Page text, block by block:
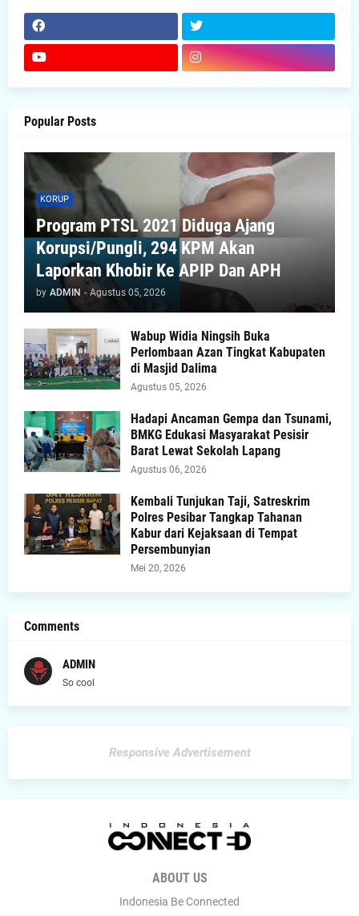
Popular Posts
KORUP
Program PTSL 2021 Diduga Ajang
Korupsi/Pungli, 294 KPM Akan
Laporkan Khobir Ke APIP Dan APH
by ADMIN - Agustus 05, 2026
Wabup Widia Ningsih Buka
Perlombaan Azan Tingkat Kabupaten
di Masjid Dalima
Agustus 05, 2026
Hadapi Ancaman Gempa dan Tsunami,
BMKG Edukasi Masyarakat Pesisir
Barat Lewat Sekolah Lapang
Agustus 06, 2026
Kembali Tunjukan Taji, Satreskrim
Polres Pesibar Tangkap Tahanan
Kabur dari Kejaksaan di Tempat
Persembunyian
Mei 20, 2026
Comments
ADMIN
So cool
Responsive Advertisement
ABOUT US
Indonesia Be Connected